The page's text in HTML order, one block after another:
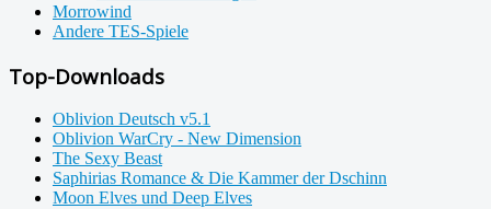
Morrowind
Andere TES-Spiele
Top-Downloads
Oblivion Deutsch v5.1
Oblivion WarCry - New Dimension
The Sexy Beast
Saphirias Romance & Die Kammer der Dschinn
Moon Elves und Deep Elves